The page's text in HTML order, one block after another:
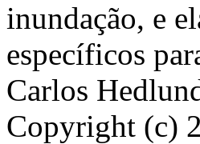
inundação, e
específicos
Carlos
Copyright (c)